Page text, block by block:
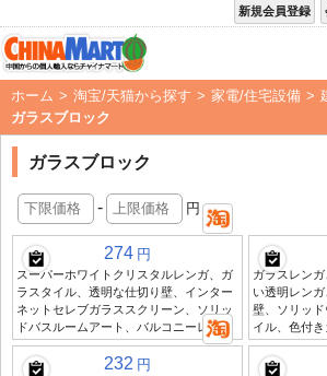
新規会員登録
ホーム > 淘宝/天猫から探す > 家電/住宅設備 >
ガラスブロック
ガラスブロック
- 円
274 円
スーパーホワイトクリスタルレンガ、ガ
ラスタイル、透明な仕切り壁、インター
ネットセレブガラススクリーン、ソリッ
ドバスルームアート、バルコニーレンガ
ガラスレン
い透明レン
壁、ソリッ
イル、色付
232 円